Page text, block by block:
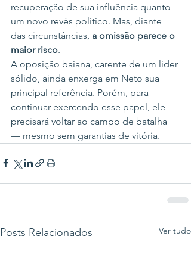
recuperação de sua influência quanto
um novo revés político. Mas, diante
das circunstâncias, a omissão parece o
maior risco.
A oposição baiana, carente de um líder
sólido, ainda enxerga em Neto sua
principal referência. Porém, para
continuar exercendo esse papel, ele
precisará voltar ao campo de batalha
— mesmo sem garantias de vitória.
Posts Relacionados Ver tudo